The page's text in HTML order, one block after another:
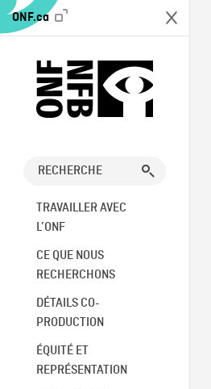
ONF.ca
TRAVAILLER AVEC
L’ONF
CE QUE NOUS
RECHERCHONS
DÉTAILS CO-
PRODUCTION
ÉQUITÉ ET
REPRÉSENTATION